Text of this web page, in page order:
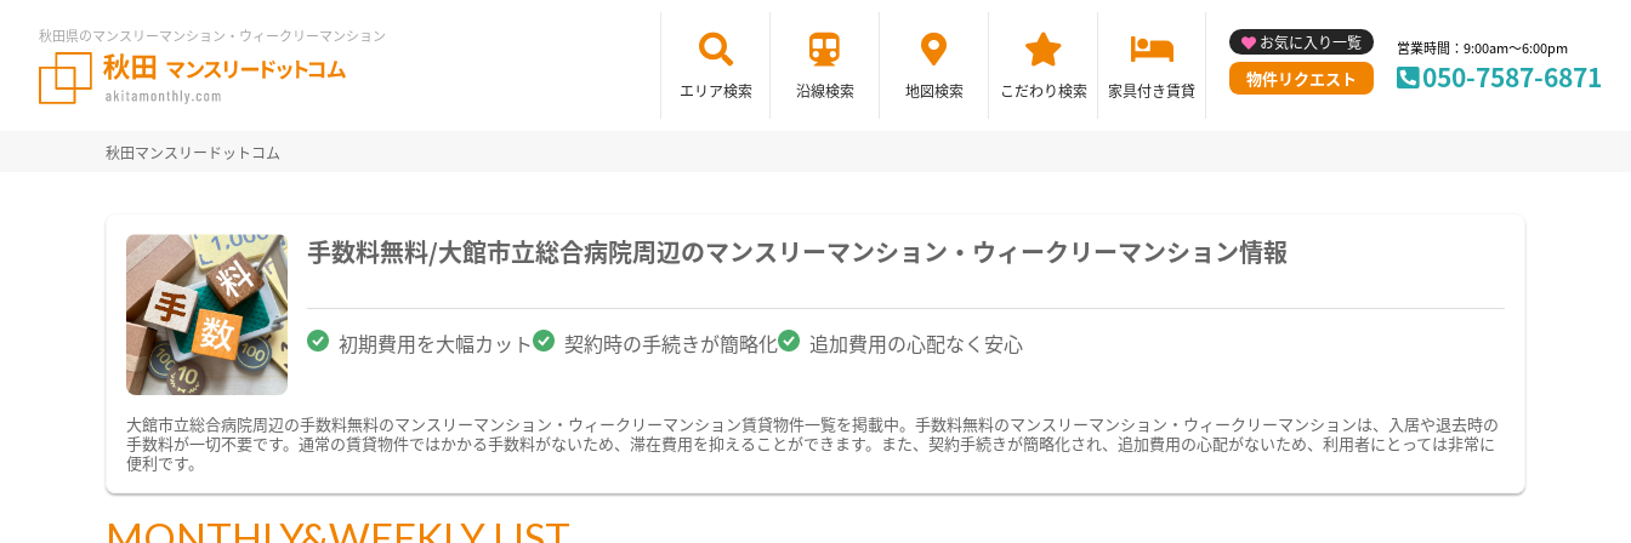
秋田県のマンスリーマンション・ウィークリーマンション
エリア検索 沿線検索 地図検索 こだわり検索 家具付き賃貸
お気に入り一覧
物件リクエスト
営業時間：9:00am～6:00pm
050-7587-6871
秋田マンスリードットコム
手数料無料/大館市立総合病院周辺のマンスリーマンション・ウィークリーマンション情報
初期費用を大幅カット 契約時の手続きが簡略化 追加費用の心配なく安心
大館市立総合病院周辺の手数料無料のマンスリーマンション・ウィークリーマンション賃貸物件一覧を掲載中。手数料無料のマンスリーマンション・ウィークリーマンションは、入居や退去時の
手数料が一切不要です。通常の賃貸物件ではかかる手数料がないため、滞在費用を抑えることができます。また、契約手続きが簡略化され、追加費用の心配がないため、利用者にとっては非常に
便利です。